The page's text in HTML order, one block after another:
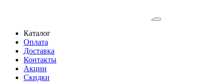
Каталог
Оплата
Доставка
Контакты
Акции
Скидки